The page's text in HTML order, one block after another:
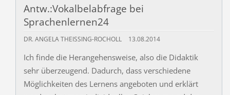
Antw.:Vokalbelabfrage bei
Sprachenlernen24
DR. ANGELA THEISSING-ROCHOLL 13.08.2014
Ich finde die Herangehensweise, also die Didaktik
sehr überzeugend. Dadurch, dass verschiedene
Möglichkeiten des Lernens angeboten und erklärt